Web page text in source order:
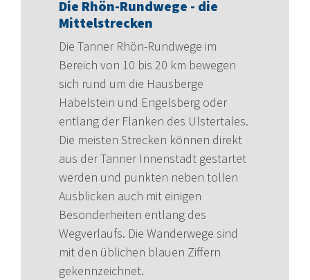
Die Rhön-Rundwege - die
Mittelstrecken
Die Tanner Rhön-Rundwege im
Bereich von 10 bis 20 km bewegen
sich rund um die Hausberge
Habelstein und Engelsberg oder
entlang der Flanken des Ulstertales.
Die meisten Strecken können direkt
aus der Tanner Innenstadt gestartet
werden und punkten neben tollen
Ausblicken auch mit einigen
Besonderheiten entlang des
Wegverlaufs. Die Wanderwege sind
mit den üblichen blauen Ziffern
gekennzeichnet.